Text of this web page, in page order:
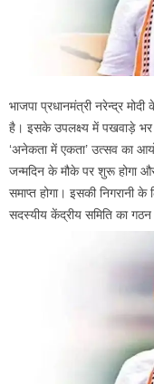
भाजपा प्रधानमंत्री नरेन्द्र
है। इसके उपलक्ष्य में पखवाड़े
‘अनेकता में एकता’ उत्सव का
जन्मदिन के मौके पर शुरू होगा और
समाप्त होगा। इसकी निगरानी
सदस्यीय केंद्रीय समिति का गठन